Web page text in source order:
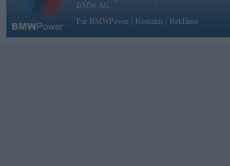
BMW AG.
Par BMWPower
Kontakti Reklāma